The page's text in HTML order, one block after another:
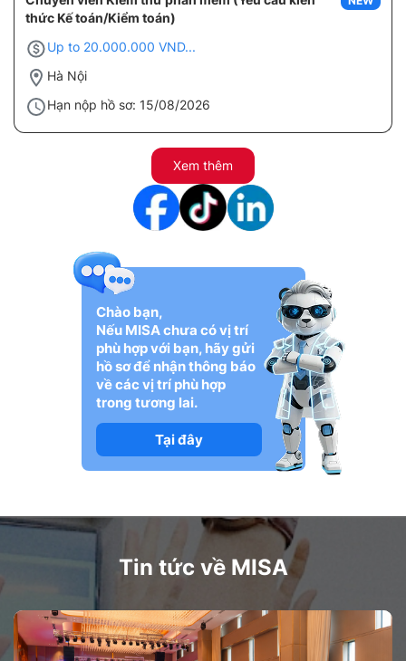
thức Kế toán/Kiểm toán)
Up to 20.000.000 VND...
Hà Nội
Hạn nộp hồ sơ: 15/08/2026
Xem thêm
Chào bạn,
Nếu MISA chưa có vị trí
phù hợp với bạn, hãy gửi
hồ sơ để nhận thông báo
về các vị trí phù hợp
trong tương lai.
Tại đây
Tin tức về MISA